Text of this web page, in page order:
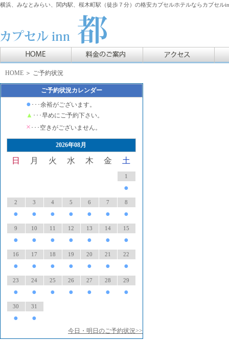
横浜、みなとみらい、関内駅、桜木町駅（徒歩７分）の格安カプセルホテルならカプセル
HOME ＞ ご予約状況
ご予約状況カレンダー
● ･･･余裕がございます。
▲ ･･･早めにご予約下さい。
× ･･･空きがございません。
2026年08月
日 月 火 水 木 金 土
1
●
2
●
3
●
4
●
5
●
6
●
7
●
8
●
9
●
10
●
11
●
12
●
13
●
14
●
15
●
16
●
17
●
18
●
19
●
20
●
21
●
22
●
23
●
24
●
25
●
26
●
27
●
28
●
29
●
30
●
31
●
今日・明日のご予約状況>>